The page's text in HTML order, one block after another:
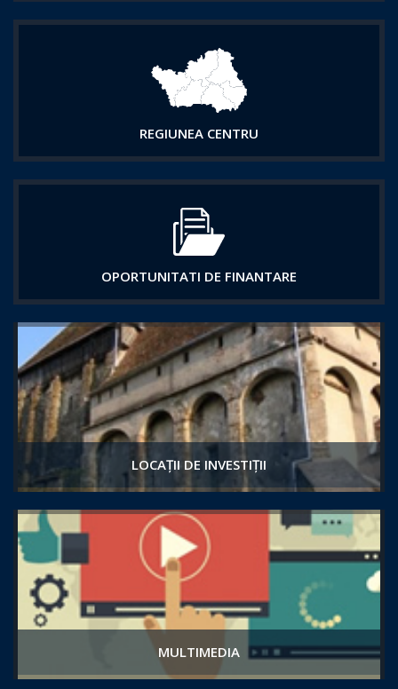
REGIUNEA CENTRU
OPORTUNITATI DE FINANTARE
LOCAȚII DE INVESTIȚII
MULTIMEDIA